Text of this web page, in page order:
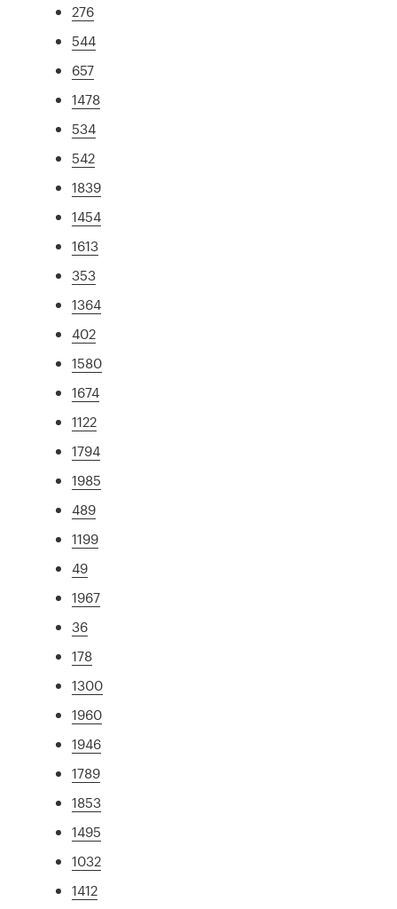
276
544
657
1478
534
542
1839
1454
1613
353
1364
402
1580
1674
1122
1794
1985
489
1199
49
1967
36
178
1300
1960
1946
1789
1853
1495
1032
1412